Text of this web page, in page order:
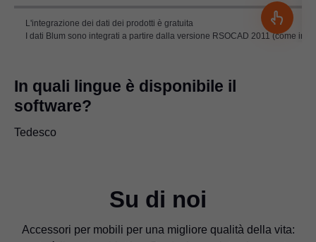
L'integrazione dei dati dei prodotti è gratuita
I dati Blum sono integrati a partire dalla versione RSOCAD 2011 (come
In quali lingue è disponibile il
software?
Tedesco
Su di noi
Accessori per mobili per una migliore qualità della vita: